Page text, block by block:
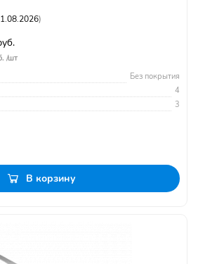
)
/шт
Без покрытия
4
3
В корзину